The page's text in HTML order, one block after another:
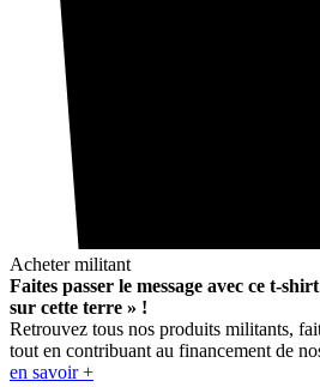
Acheter militant
Faites passer le message avec ce t-
sur cette terre » !
Retrouvez tous nos produits militants,
tout en contribuant au financement de
en savoir +